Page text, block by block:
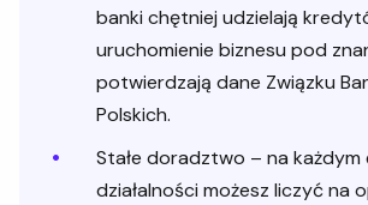
banki chętniej udzielają
uruchomienie biznesu pod
potwierdzają dane Związku
Polskich.
Stałe doradztwo – na każdym
działalności możesz liczyć na